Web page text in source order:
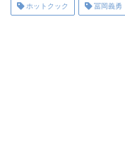
ホットクック 冨岡義勇